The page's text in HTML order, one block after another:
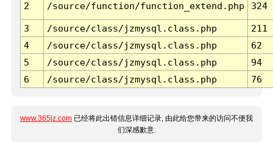
2 /source/function/function_extend.php 324
3 /source/class/jzmysql.class.php
211
4
/source/class/jzmysql.class.php
62
5
/source/class/jzmysql.class.php
94
6
/source/class/jzmysql.class.php 76
www.365jz.com 已经将此出错信息详细记录, 由此给您带来的访问不便我
们深感歉意.